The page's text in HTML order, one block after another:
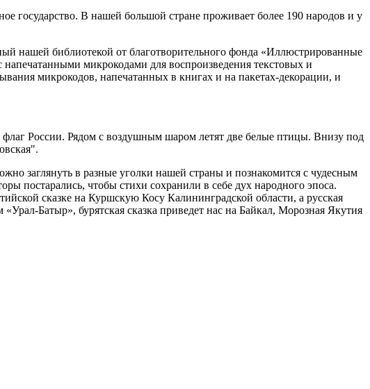
государство. В нашей большой стране проживает более 190 народов и у
нашей библиотекой от благотворительного фонда «Иллюстрированные
микрокодами для воспроизведения текстовых и
микрокодов, напечатанных в книгах и на пакетах-декорации, и
России. Рядом с воздушным шаром летят две белые птицы. Внизу под
заглянуть в разные уголки нашей страны и познакомится с чудесным
постарались, чтобы стихи сохранили в себе дух народного эпоса.
сказке на Куршскую Косу Калининградской области, а русская
Батыр», бурятская сказка приведет нас на Байкал, Морозная Якутия